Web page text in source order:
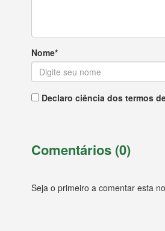
Nome*
Declaro ciência dos termos
Comentários (0)
Seja o primeiro a comentar esta